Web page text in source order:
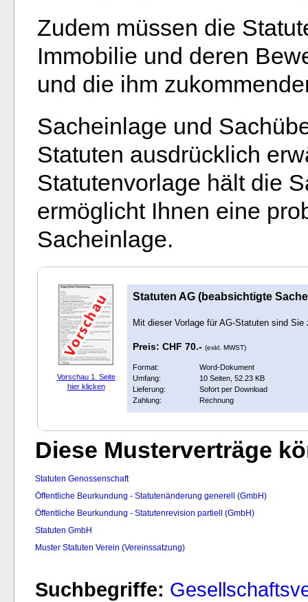
Zudem müssen die
Immobilie und deren
und die ihm
Sacheinlage und
Statuten ausdrücklich
Statutenvorlage hält die
ermöglicht Ihnen eine
Sacheinlage.
Vorschau 1. Seite
hier klicken
Statuten AG (beabsichtigte
Mit dieser Vorlage für AG-Statuten sind
Preis: CHF 70.- (exkl. MWST)
Format:
Word-Dokument
Umfang:
10 Seiten, 52.23 KB
Lieferung:
Sofort per Download
Zahlung:
Rechnung
Diese Musterverträge
Statuten Genossenschaft
Öffentliche Beurkundung - Statutenänderung generell (GmbH)
Öffentliche Beurkundung - Statutenrevision partiell (GmbH)
Statuten GmbH
Muster Statuten Verein (Vereinssatzung)
Suchbegriffe: